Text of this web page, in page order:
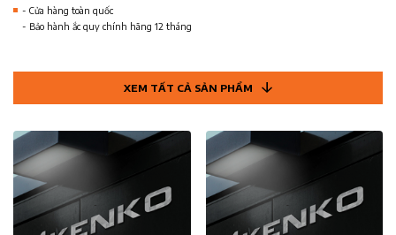
- Cửa hàng toàn quốc
- Bảo hành ắc quy chính hãng 12 tháng
XEM TẤT CẢ SẢN PHẨM